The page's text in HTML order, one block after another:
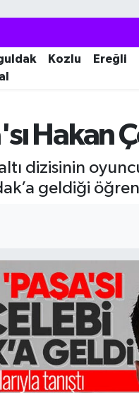
Kozlu Ereğli
dizisinin
geldiği